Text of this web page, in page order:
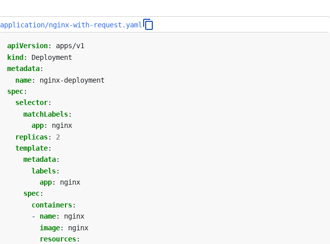
application/nginx-with-request.yaml
apiVersion:
apps/v1
kind :
Deployment
metadata:
name:
nginx-deployment
spec:
selector:
matchLabels:
app:
nginx
replicas:
2
template:
metadata:
labels:
app:
nginx
spec:
containers:
- name:
nginx
image:
nginx
resources: